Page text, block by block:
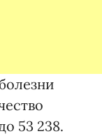
53 238.